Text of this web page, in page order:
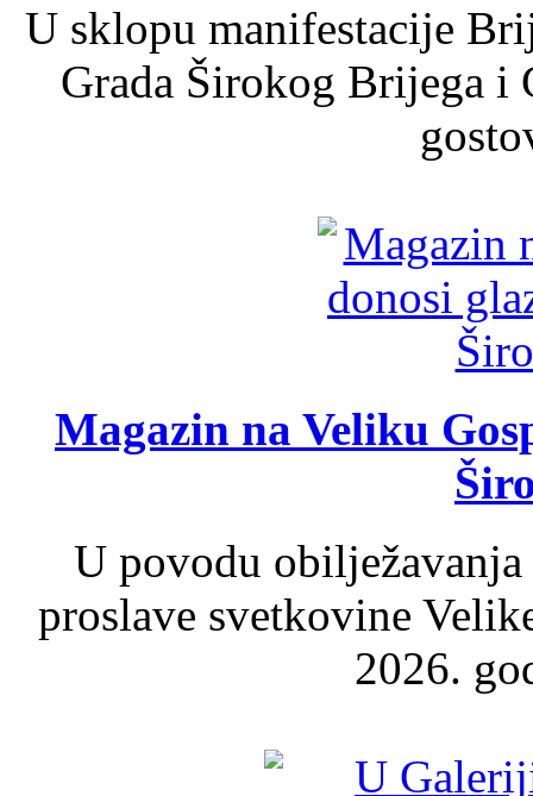
U sklopu manifestacije
Grada Širokog Brijega
Magazin na Veliku
U povodu
proslave svetkovine
2026.